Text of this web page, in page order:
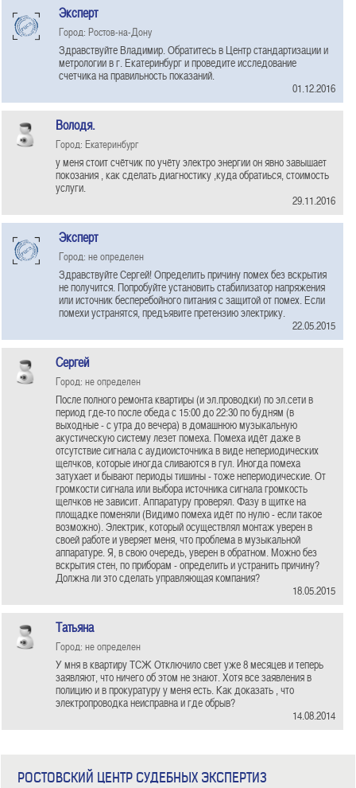
Эксперт
Город: Ростов-на-Дону
Здравствуйте Владимир. Обратитесь в Центр стандартизации и
метрологии в г. Екатеринбург и проведите исследование
счетчика на правильность показаний.
01.12.2016
Володя.
Город: Екатеринбург
у меня стоит счётчик по учёту электро энергии он явно завышает
покозания , как сделать диагностику ,куда обратиься, стоимость
услуги.
29.11.2016
Эксперт
Город: не определен
Здравствуйте Сергей! Определить причину помех без вскрытия
не получится. Попробуйте установить стабилизатор напряжения
или источник бесперебойного питания с защитой от помех. Если
помехи устранятся, предъявите претензию электрику.
22.05.2015
Сергей
Город: не определен
После полного ремонта квартиры (и эл.проводки) по эл.сети в
период где-то после обеда с 15:00 до 22:30 по будням (в
выходные - с утра до вечера) в домашнюю музыкальную
акустическую систему лезет помеха. Помеха идёт даже в
отсутствие сигнала с аудиоисточника в виде непериодических
щелчков, которые иногда сливаются в гул. Иногда помеха
затухает и бывают периоды тишины - тоже непериодические. От
громкости сигнала или выбора источника сигнала громкость
щелчков не зависит. Аппаратуру проверял. Фазу в щитке на
площадке поменяли (Видимо помеха идёт по нулю - если такое
возможно). Электрик, который осуществлял монтаж уверен в
своей работе и уверяет меня, что проблема в музыкальной
аппаратуре. Я, в свою очередь, уверен в обратном. Можно без
вскрытия стен, по приборам - определить и устранить причину?
Должна ли это сделать управляющая компания?
18.05.2015
Татьяна
Город: не определен
У мня в квартиру ТСЖ Отключило свет уже 8 месяцев и теперь
заявляют, что ничего об этом не знают. Хотя все заявления в
полицию и в прокуратуру у меня есть. Как доказать , что
электропроводка неисправна и где обрыв?
14.08.2014
РОСТОВСКИЙ ЦЕНТР СУДЕБНЫХ ЭКСПЕРТИЗ